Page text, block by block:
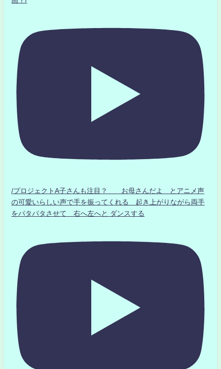
/プロジェクトA子さんも注目？ お母さんだよ とアニメ声
の可愛いらしい声で手を振ってくれる 起き上がりながら両手
をパタパタさせて 右へ左へと ダンスする